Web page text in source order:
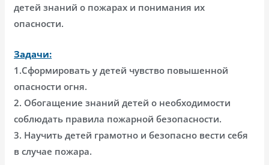
детей знаний о пожарах и понимания их
опасности.
Задачи:
1.Сформировать у детей чувство повышенной
опасности огня.
2. Обогащение знаний детей о необходимости
соблюдать правила пожарной безопасности.
3. Научить детей грамотно и безопасно вести себя
в случае пожара.